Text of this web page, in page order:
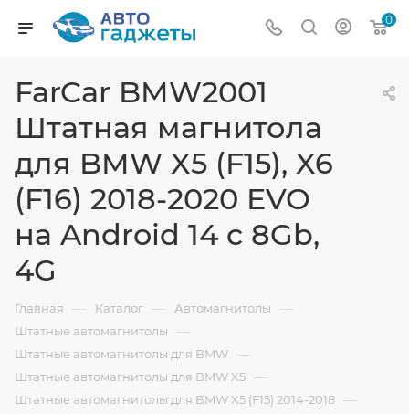
0
FarCar BMW2001
Штатная магнитола
для BMW X5 (F15), X6
(F16) 2018-2020 EVO
на Android 14 c 8Gb,
4G
Главная — Каталог — Автомагнитолы —
Штатные автомагнитолы —
Штатные автомагнитолы для BMW —
Штатные автомагнитолы для BMW X5 —
Штатные автомагнитолы для BMW X5 (F15) 2014-2018 —